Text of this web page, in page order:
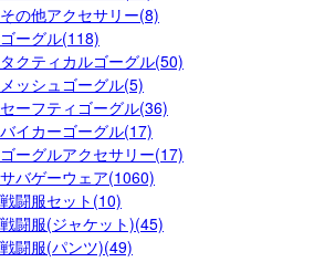
その他アクセサリー(8)
ゴーグル(118)
タクティカルゴーグル(50)
メッシュゴーグル(5)
セーフティゴーグル(36)
バイカーゴーグル(17)
ゴーグルアクセサリー(17)
サバゲーウェア(1060)
戦闘服セット(10)
戦闘服(ジャケット)(45)
戦闘服(パンツ)(49)